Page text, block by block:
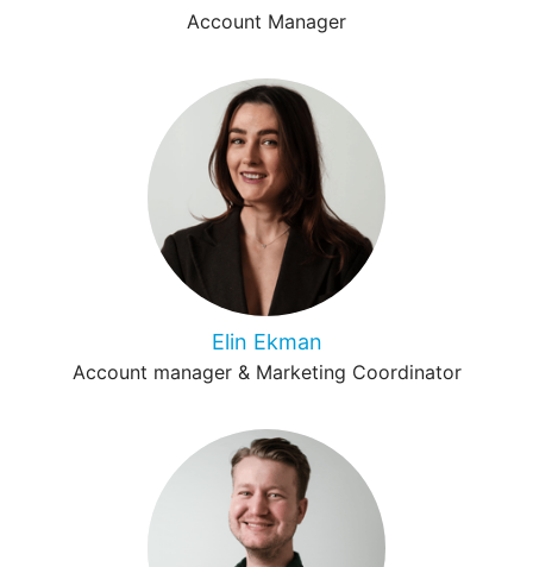
Account Manager
Elin Ekman
Account manager & Marketing Coordinator